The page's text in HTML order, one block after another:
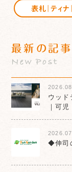
最新の記事
New Post
ウッド
｜可
◆伸司